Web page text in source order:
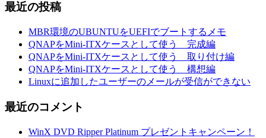
最近の投稿
MBR環境のUBUNTUをUEFIでブートするメモ
QNAPをMini-ITXケースとして使う 完成編
QNAPをMini-ITXケースとして使う 取り付け編
QNAPをMini-ITXケースとして使う 構想編
Linuxに追加したユーザーのメールが受信ができない
最近のコメント
WinX DVD Ripper Platinum プレゼントキャンペーン！